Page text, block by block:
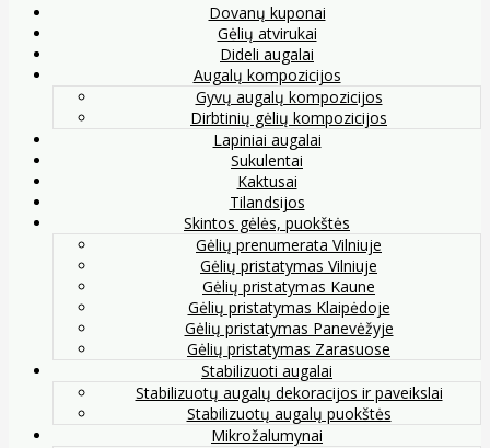
Dovanų kuponai
Gėlių atvirukai
Dideli augalai
Augalų kompozicijos
Gyvų augalų kompozicijos
Dirbtinių gėlių kompozicijos
Lapiniai augalai
Sukulentai
Kaktusai
Tilandsijos
Skintos gėlės, puokštės
Gėlių prenumerata Vilniuje
Gėlių pristatymas Vilniuje
Gėlių pristatymas Kaune
Gėlių pristatymas Klaipėdoje
Gėlių pristatymas Panevėžyje
Gėlių pristatymas Zarasuose
Stabilizuoti augalai
Stabilizuotų augalų dekoracijos ir paveikslai
Stabilizuotų augalų puokštės
Mikrožalumynai